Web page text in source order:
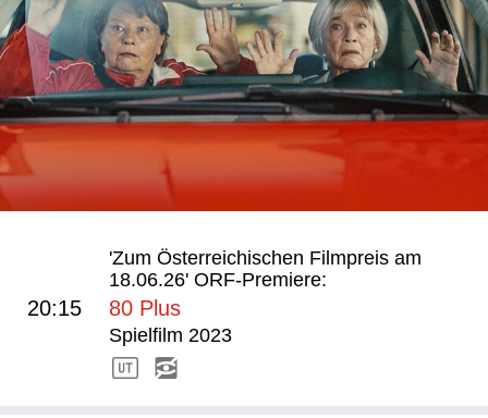
'Zum Österreichischen Filmpreis am
18.06.26' ORF-Premiere:
20:15 80 Plus
Spielfilm 2023